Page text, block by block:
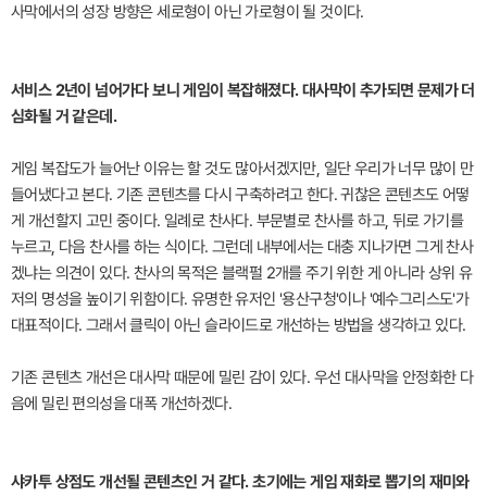
사막에서의 성장 방향은 세로형이 아닌 가로형이 될 것이다.
서비스 2년이 넘어가다 보니 게임이 복잡해졌다. 대사막이 추가되면 문제가 더
심화될 거 같은데.
게임 복잡도가 늘어난 이유는 할 것도 많아서겠지만, 일단 우리가 너무 많이 만
들어냈다고 본다. 기존 콘텐츠를 다시 구축하려고 한다. 귀찮은 콘텐츠도 어떻
게 개선할지 고민 중이다. 일례로 찬사다. 부문별로 찬사를 하고, 뒤로 가기를
누르고, 다음 찬사를 하는 식이다. 그런데 내부에서는 대충 지나가면 그게 찬사
겠냐는 의견이 있다. 찬사의 목적은 블랙펄 2개를 주기 위한 게 아니라 상위 유
저의 명성을 높이기 위함이다. 유명한 유저인 '용산구청'이나 '예수그리스도'가
대표적이다. 그래서 클릭이 아닌 슬라이드로 개선하는 방법을 생각하고 있다.
기존 콘텐츠 개선은 대사막 때문에 밀린 감이 있다. 우선 대사막을 안정화한 다
음에 밀린 편의성을 대폭 개선하겠다.
샤카투 상점도 개선될 콘텐츠인 거 같다. 초기에는 게임 재화로 뽑기의 재미와